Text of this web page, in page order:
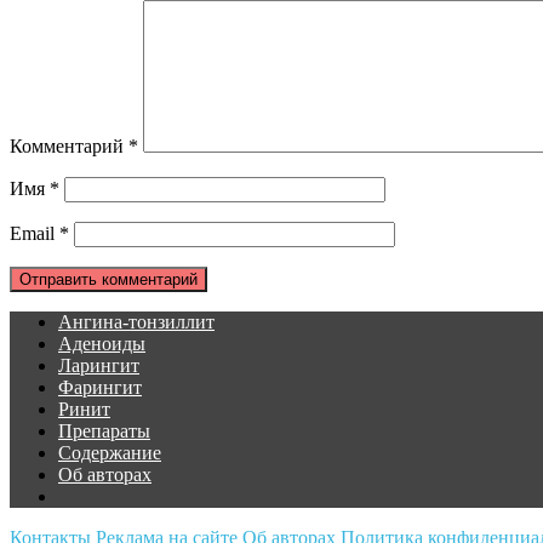
Комментарий *
Имя *
Email *
Ангина-тонзиллит
Аденоиды
Ларингит
Фарингит
Ринит
Препараты
Содержание
Об авторах
Контакты Реклама на сайте Об авторах Политика